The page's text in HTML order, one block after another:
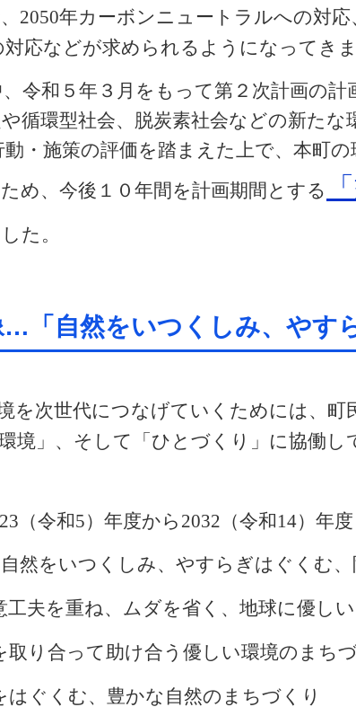
2050年カーボンニュートラルへの対
応などが求められるようになってき
令和５年３月をもって第２次計画の計
循環型社会、脱炭素社会などの新た
・施策の評価を踏まえた上で、本町
め、今後１０年間を計画期間とする
た。
「自然をいつくしみ、やす
を次世代につなげていくためには、町
環境」、そして「ひとづくり」に協働
（令和5）年度から 2032 （令和 14）年
然をいつくしみ、やすらぎはぐくむ、
を重ね、ムダを省く、地球に優し
り合って助け合う優しい環境のまち
ぐくむ、豊かな自然のまちづくり